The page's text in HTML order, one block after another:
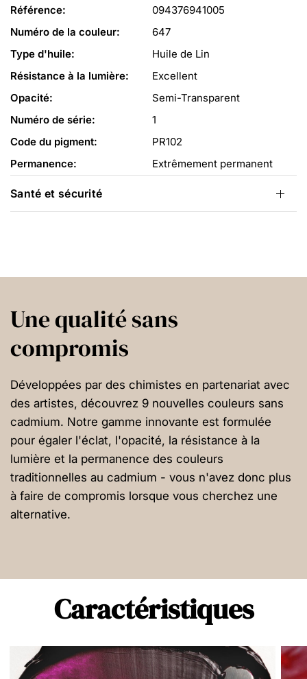
Référence:
094376941005
Numéro de la couleur:
647
Type d'huile:
Huile de Lin
Résistance à la lumière:
Excellent
Opacité:
Semi-Transparent
Numéro de série:
1
Code du pigment:
PR102
Permanence:
Extrêmement permanent
Santé et sécurité
Une qualité sans
compromis
Développées par des chimistes en partenariat avec
des artistes, découvrez 9 nouvelles couleurs sans
cadmium. Notre gamme innovante est formulée
pour égaler l'éclat, l'opacité, la résistance à la
lumière et la permanence des couleurs
traditionnelles au cadmium - vous n'avez donc plus
à faire de compromis lorsque vous cherchez une
alternative.
Caractéristiques